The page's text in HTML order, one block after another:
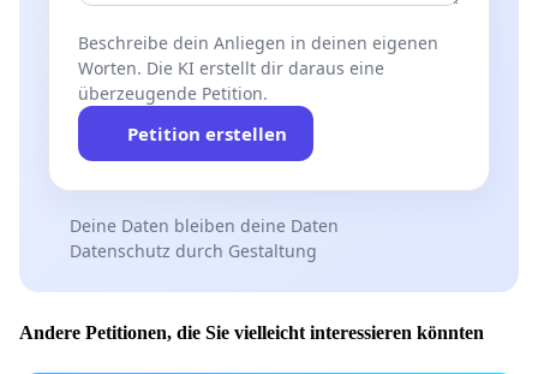
Beschreibe dein Anliegen in deinen eigenen
Worten. Die KI erstellt dir daraus eine
überzeugende Petition.
Petition erstellen
Deine Daten bleiben deine Daten
Datenschutz durch Gestaltung
Andere Petitionen, die Sie vielleicht interessieren könnten